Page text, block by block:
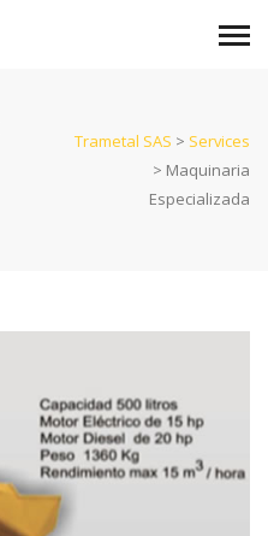
Trametal SAS > Services
> Maquinaria
Especializada